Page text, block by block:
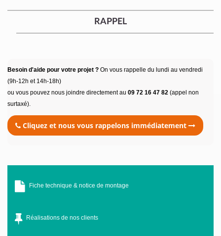
RAPPEL
Besoin d'aide pour votre projet ? On vous rappelle du lundi au vendredi
(9h-12h et 14h-18h)
ou vous pouvez nous joindre directement au 09 72 16 47 82 (appel non
surtaxé).
Cliquez et nous vous rappelons immédiatement
Fiche technique & notice de montage
Réalisations de nos clients